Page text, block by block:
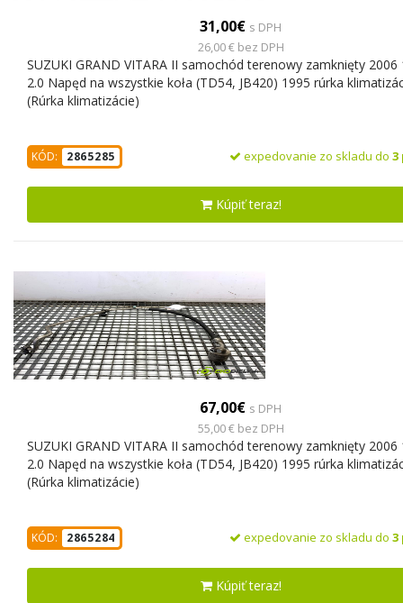
31,00€ s DPH
26,00 € bez DPH
SUZUKI GRAND VITARA II samochód terenowy zamknięty 2006
2.0 Napęd na wszystkie koła (TD54, JB420) 1995 rúrka
(Rúrka klimatizácie)
KÓD: 2865285 expedovanie zo skladu do 3
Kúpiť teraz!
67,00€ s DPH
55,00 € bez DPH
SUZUKI GRAND VITARA II samochód terenowy zamknięty 2006
2.0 Napęd na wszystkie koła (TD54, JB420) 1995 rúrka
(Rúrka klimatizácie)
KÓD: 2865284 expedovanie zo skladu do 3
Kúpiť teraz!